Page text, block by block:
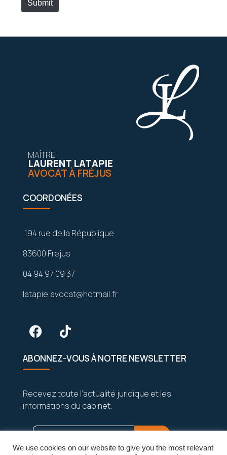
Submit
MAÎTRE
LAURENT LATAPIE
AVOCAT À FRÉJUS
COORDONÉES
194 rue de la République
83600 Fréjus
04 94 97 09 37
latapie.avocat@hotmail.fr
ABONNEZ-VOUS À NOTRE NEWSLETTER
Recevez toute l’actualité juridique et les
informations du cabinet.
We use cookies on our website to give you the most relevant